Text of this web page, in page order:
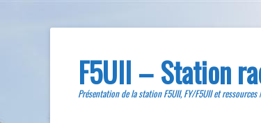
F5UII – Station
Présentation de la station F5UII, FY/F5UII et ressources